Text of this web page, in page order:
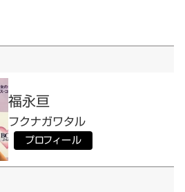
福永亘
フクナガワタル
プロフィール